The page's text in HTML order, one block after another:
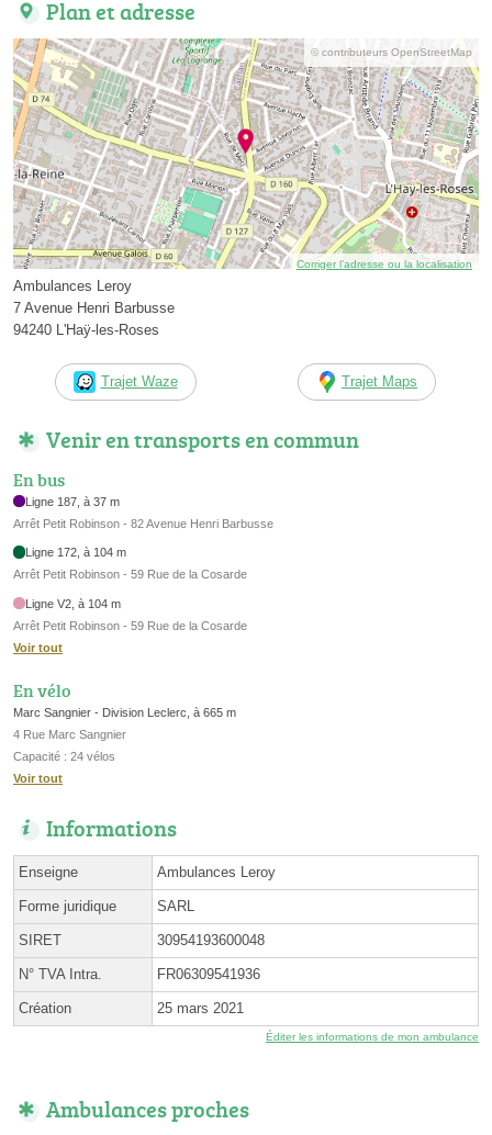
Plan et adresse
© contributeurs OpenStreetMap
Corriger l’adresse ou la localisation
Ambulances Leroy
7 Avenue Henri Barbusse
94240 L'Haÿ-les-Roses
Trajet Waze Trajet Maps
Venir en transports en commun
En bus
Ligne 187, à 37 m
Arrêt Petit Robinson - 82 Avenue Henri Barbusse
Ligne 172, à 104 m
Arrêt Petit Robinson - 59 Rue de la Cosarde
Ligne V2, à 104 m
Arrêt Petit Robinson - 59 Rue de la Cosarde
Voir tout
En vélo
Marc Sangnier - Division Leclerc, à 665 m
4 Rue Marc Sangnier
Capacité : 24 vélos
Voir tout
Informations
Enseigne Ambulances Leroy
Forme juridique SARL
SIRET 30954193600048
N° TVA Intra. FR06309541936
Création 25 mars 2021
Éditer les informations de mon ambulance
Ambulances proches